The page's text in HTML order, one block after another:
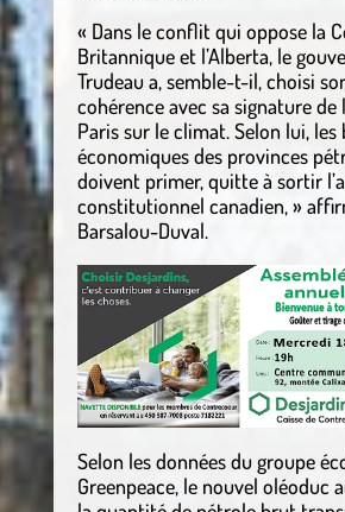
« Dans le conflit qui oppose la
Britannique et l’Alberta, le
Trudeau a, semble-t-il, choisi
cohérence avec sa signature de
Paris sur le climat. Selon lui, les
économiques des provinces
doivent primer, quitte à sortir
constitutionnel canadien, »
Barsalou-Duval.
Selon les données du groupe
Greenpeace, le nouvel oléoduc